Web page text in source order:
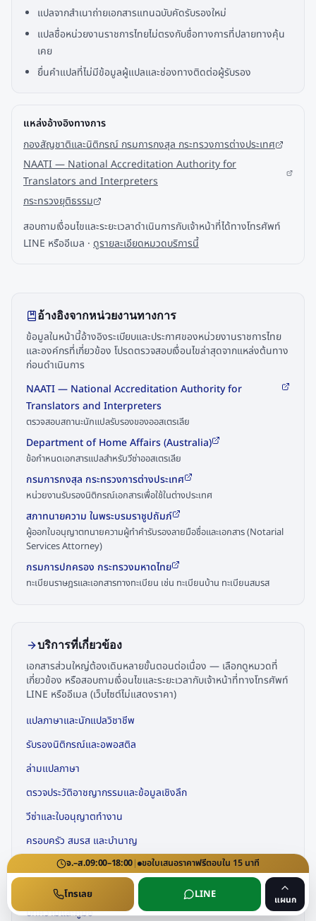
แปลจากสำเนาถ่ายเอกสารแทนฉบับคัดรับรองใหม่
แปลชื่อหน่วยงานราชการไทยไม่ตรงกับชื่อทางการที่ปลายทางคุ้น
เคย
ยื่นคำแปลที่ไม่มีข้อมูลผู้แปลและช่องทางติดต่อผู้รับรอง
แหล่งอ้างอิงทางการ
กองสัญชาติและนิติกรณ์ กรมการกงสุล กระทรวงการต่างประเทศ
NAATI — National Accreditation Authority for
Translators and Interpreters
กระทรวงยุติธรรม
สอบถามเงื่อนไขและระยะเวลาดำเนินการกับเจ้าหน้าที่ได้ทางโทรศัพท์
LINE หรืออีเมล · ดูรายละเอียดหมวดบริการนี้
อ้างอิงจากหน่วยงานทางการ
ข้อมูลในหน้านี้อ้างอิงระเบียบและประกาศของหน่วยงานราชการไทย
และองค์กรที่เกี่ยวข้อง โปรดตรวจสอบเงื่อนไขล่าสุดจากแหล่งต้นทาง
ก่อนดำเนินการ
NAATI — National Accreditation Authority for
Translators and Interpreters
ตรวจสอบสถานะนักแปลรับรองของออสเตรเลีย
Department of Home Affairs (Australia)
ข้อกำหนดเอกสารแปลสำหรับวีซ่าออสเตรเลีย
กรมการกงสุล กระทรวงการต่างประเทศ
หน่วยงานรับรองนิติกรณ์เอกสารเพื่อใช้ในต่างประเทศ
สภาทนายความ ในพระบรมราชูปถัมภ์
ผู้ออกใบอนุญาตทนายความผู้ทำคำรับรองลายมือชื่อและเอกสาร (Notarial
Services Attorney)
กรมการปกครอง กระทรวงมหาดไทย
ทะเบียนราษฎรและเอกสารทางทะเบียน เช่น ทะเบียนบ้าน ทะเบียนสมรส
บริการที่เกี่ยวข้อง
เอกสารส่วนใหญ่ต้องเดินหลายขั้นตอนต่อเนื่อง — เลือกดูหมวดที่
เกี่ยวข้อง หรือสอบถามเงื่อนไขและระยะเวลากับเจ้าหน้าที่ทางโทรศัพท์
LINE หรืออีเมล (เว็บไซต์ไม่แสดงราคา)
แปลภาษาและนักแปลวิชาชีพ
รับรองนิติกรณ์และอพอสติล
ล่ามแปลภาษา
ตรวจประวัติอาชญากรรมและข้อมูลเชิงลึก
วีซ่าและใบอนุญาตทำงาน
ครอบครัว สมรส และบำนาญ
จดทะเบียนธุรกิจและใบอนุญาตพิเศษ
คำถามที่พบบ่อย (FAQ)
บทความและคู่มือ
จ.–ส.09:00–18:00| ขอใบเสนอราคาฟรีตอบใน 15 นาที
โทรเลย LINE แผนก